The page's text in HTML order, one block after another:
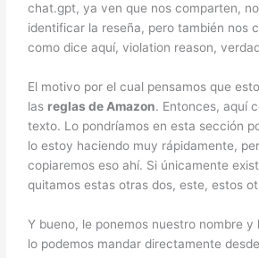
chat.gpt, ya ven que nos comparten,
identificar la reseña, pero también nos
como dice aquí, violation reason,
El motivo por el cual pensamos que
las reglas de Amazon. Entonces, aquí
texto. Lo pondríamos en esta sección
lo estoy haciendo muy rápidamente,
copiaremos eso ahí. Si únicamente
quitamos estas otras dos, este, estos
Y bueno, le ponemos nuestro nombre
lo podemos mandar directamente